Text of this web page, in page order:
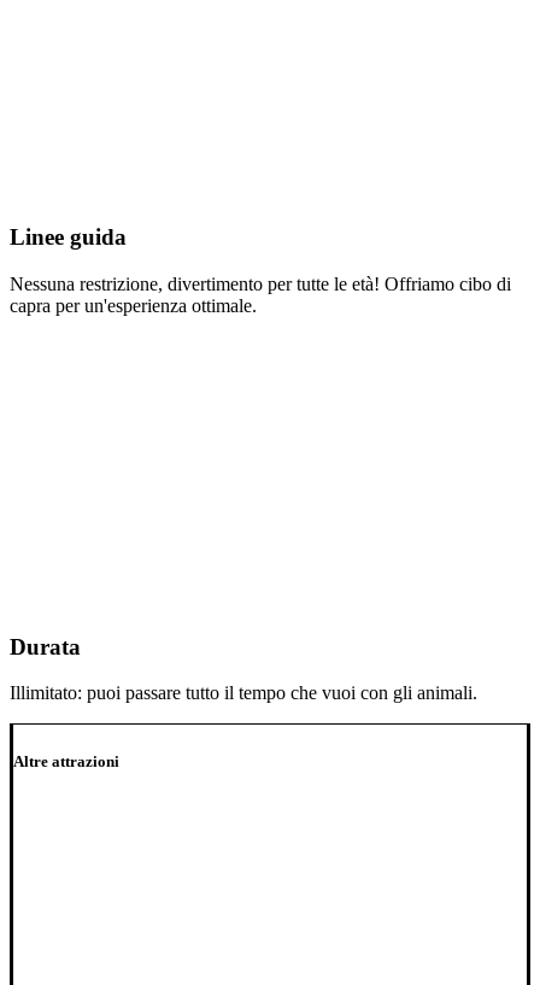
Linee guida
Nessuna restrizione, divertimento per tutte le età! Offriamo cibo di
capra per un'esperienza ottimale.
Durata
Illimitato: puoi passare tutto il tempo che vuoi con gli animali.
Altre attrazioni